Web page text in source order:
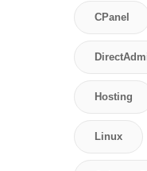
CPanel
Hosting
Linux